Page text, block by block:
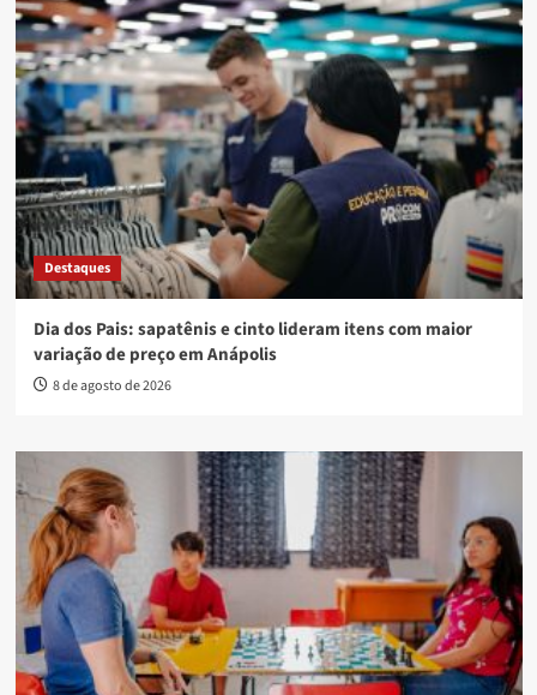
Destaques
Dia dos Pais: sapatênis e cinto lideram itens com maior
variação de preço em Anápolis
8 de agosto de 2026